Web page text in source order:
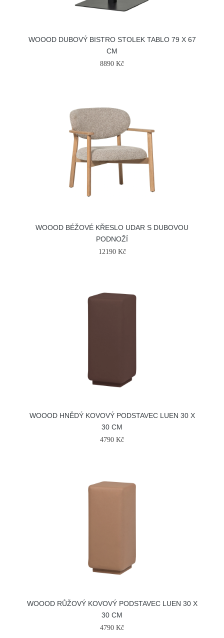
WOOOD DUBOVÝ BISTRO STOLEK TABLO 79 X 67
CM
8890 Kč
WOOOD BÉŽOVÉ KŘESLO UDAR S DUBOVOU
PODNOŽÍ
12190 Kč
WOOOD HNĚDÝ KOVOVÝ PODSTAVEC LUEN 30 X
30 CM
4790 Kč
WOOOD RŮŽOVÝ KOVOVÝ PODSTAVEC LUEN 30 X
30 CM
4790 Kč